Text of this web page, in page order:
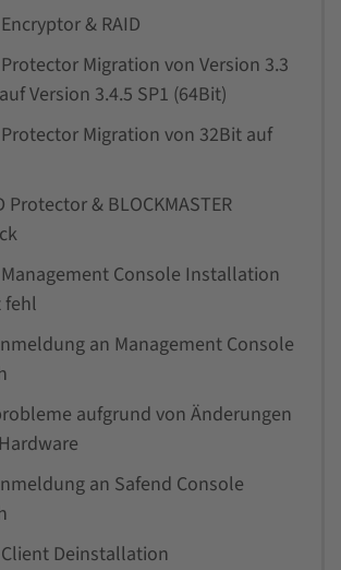
& RAID
Migration von Version 3.3
Version 3.4.5 SP1 (64Bit)
Migration von 32Bit auf
Protector & BLOCKMASTER
Console Installation
fehl
an Management Console
aufgrund von Änderungen
an Safend Console
Deinstallation